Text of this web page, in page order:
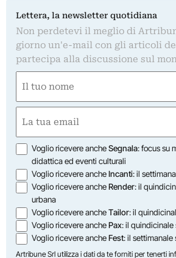
Lettera, la newsletter quotidiana
Non perdetevi il meglio di
giorno un'e-mail con gli articoli
partecipa alla discussione sul
(Obbligatorio)
Nome
(Obbligatorio)
Opzioni
Voglio ricevere ancheSegnala: focus su
didattica ed eventi culturali
Voglio ricevere ancheIncanti: il
Voglio ricevere ancheRender: il
urbana
Voglio ricevere ancheTailor: il
Voglio ricevere anchePax: il quindicinale
Voglio ricevere ancheFest: il settimanale
Artribune Srl utilizza i dati da te forniti per tenerti